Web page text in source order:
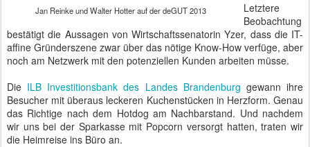
Jan Reinke und Walter Hotter auf der deGUT 2013
Letztere
Beobachtung
bestätigt die Aussagen von Wirtschaftssenatorin Yzer, dass die IT-
affine Gründerszene zwar über das nötige Know-How verfüge, aber
noch am Netzwerk mit den potenziellen Kunden arbeiten müsse.
Die ILB Investitionsbank des Landes Brandenburg gewann ihre
Besucher mit überaus leckeren Kuchenstücken in Herzform. Genau
das Richtige nach dem Hotdog am Nachbarstand. Und nachdem
wir uns bei der Sparkasse mit Popcorn versorgt hatten, traten wir
die Heimreise ins Büro an.